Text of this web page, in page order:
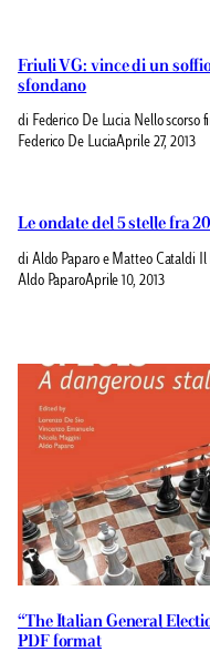
Friuli VG: vince di un
sfondano
di Federico De Lucia Nello scorso
Federico De LuciaAprile 27, 2013
Le ondate del 5 stelle fra
di Aldo Paparo e Matteo Cataldi
Aldo PaparoAprile 10, 2013
“The Italian General
PDF format